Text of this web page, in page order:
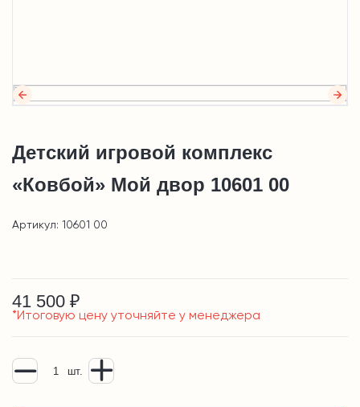
Детский игровой комплекс
«Ковбой» Мой двор 10601 00
Артикул: 10601 00
41 500 ₽
*Итоговую цену уточняйте у менеджера
шт.